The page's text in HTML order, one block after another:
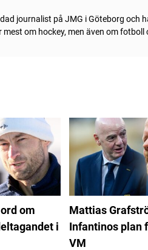
journalist på JMG i Göteborg och
om hockey, men även om fotboll
om
i
Mattias
Infantinos plan
VM